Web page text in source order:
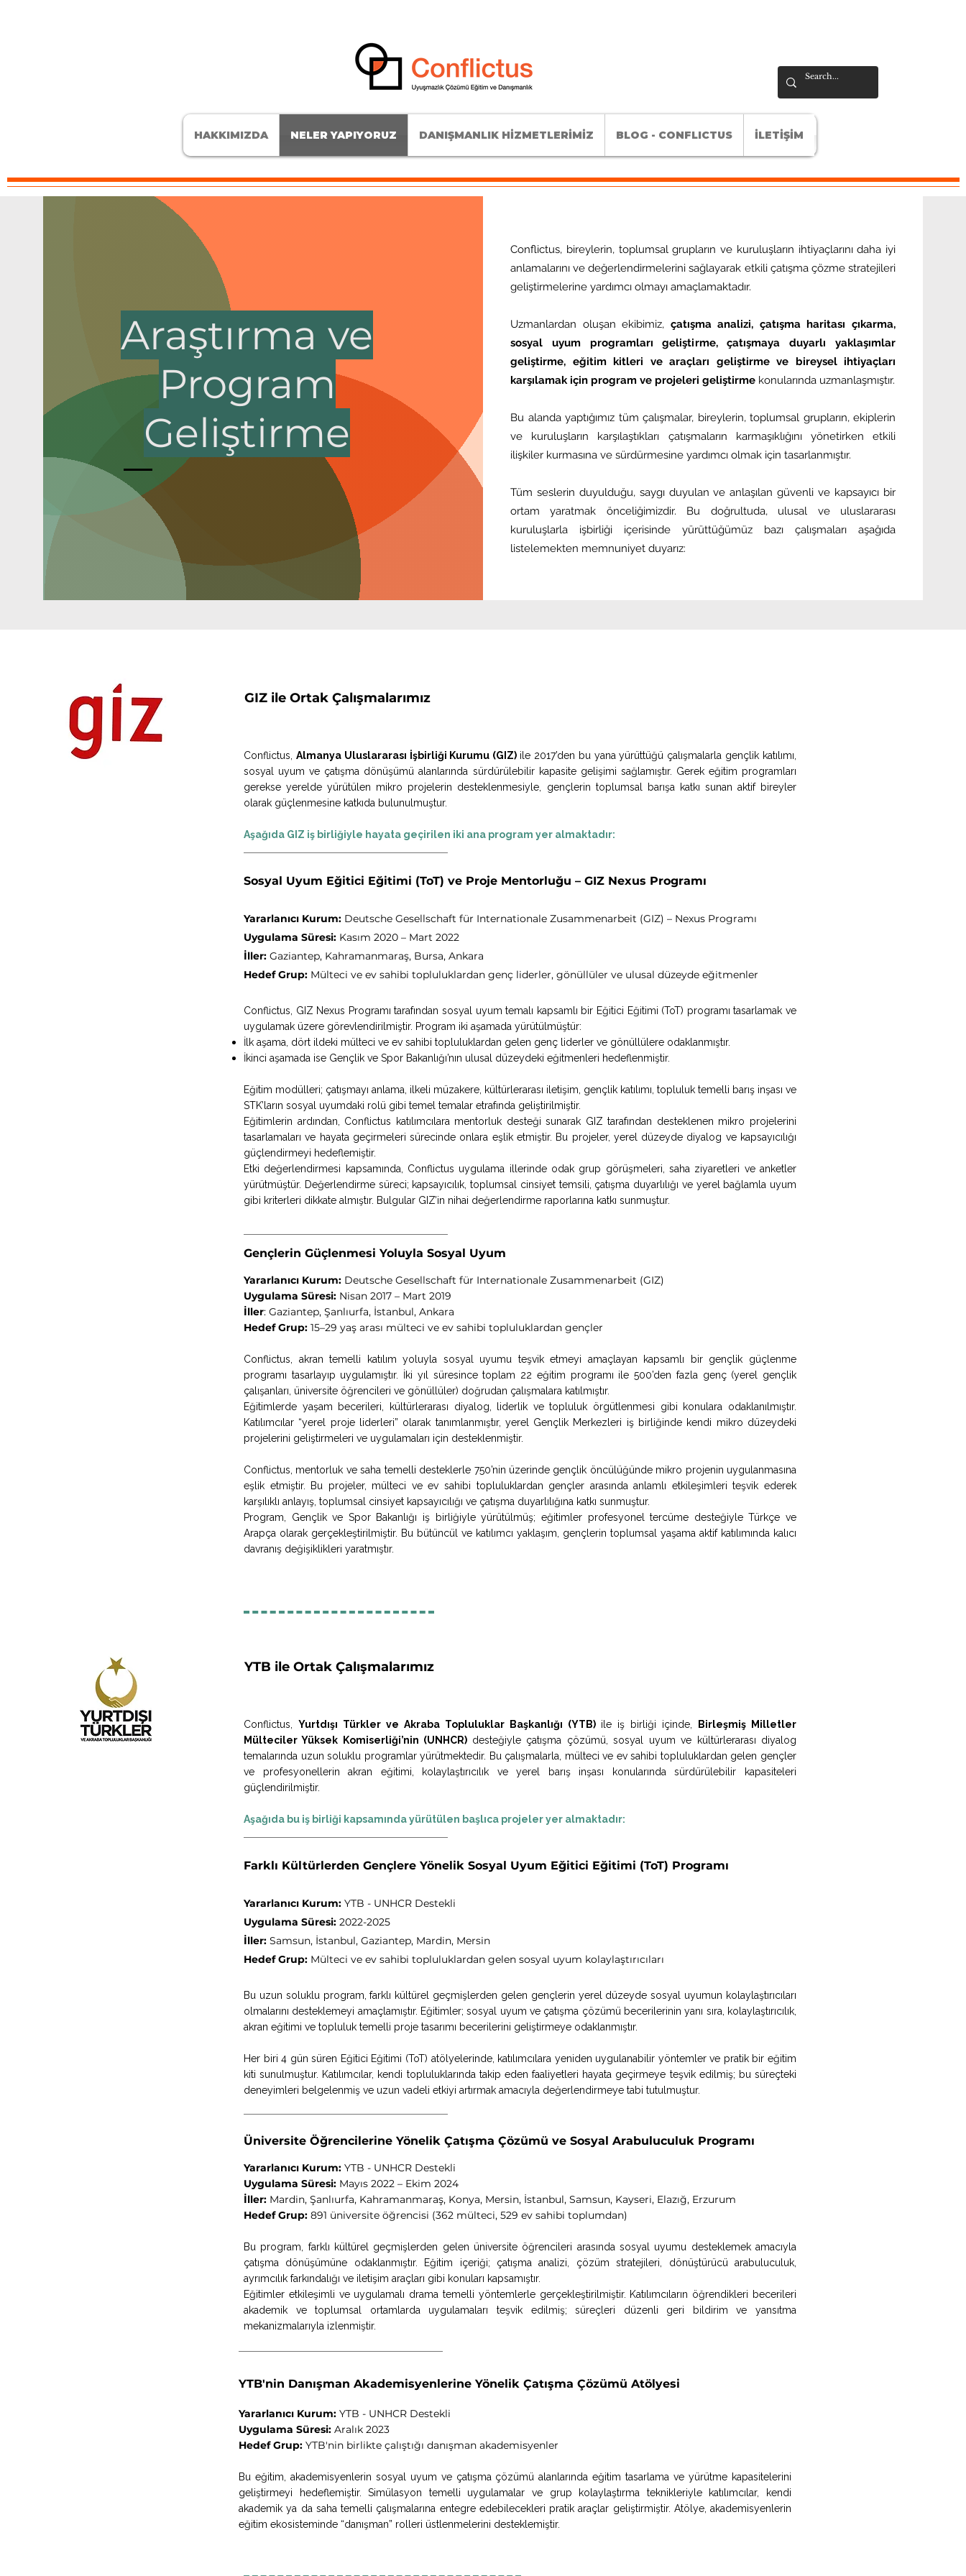
HAKKIMIZDA NELER YAPIYORUZ DANIŞMANLIK HİZMETLERİMİZ BLOG - CONFLICTUS İLETİŞİM
Araştırma ve
Program
Geliştirme
Conflictus, bireylerin, toplumsal grupların ve kuruluşların ihtiyaçlarını daha iyi
anlamalarını ve değerlendirmelerini sağlayarak etkili çatışma çözme stratejileri
geliştirmelerine yardımcı olmayı amaçlamaktadır.
Uzmanlardan oluşan ekibimiz, çatışma analizi, çatışma haritası çıkarma,
sosyal uyum programları geliştirme, çatışmaya duyarlı yaklaşımlar
geliştirme, eğitim kitleri ve araçları geliştirme ve bireysel ihtiyaçları
karşılamak için program ve projeleri geliştirme konularında uzmanlaşmıştır.
Bu alanda yaptığımız tüm çalışmalar, bireylerin, toplumsal grupların, ekiplerin
ve kuruluşların karşılaştıkları çatışmaların karmaşıklığını yönetirken etkili
ilişkiler kurmasına ve sürdürmesine yardımcı olmak için tasarlanmıştır.
Tüm seslerin duyulduğu, saygı duyulan ve anlaşılan güvenli ve kapsayıcı bir
ortam yaratmak önceliğimizdir. Bu doğrultuda, ulusal ve uluslararası
kuruluşlarla işbirliği içerisinde yürüttüğümüz bazı çalışmaları aşağıda
listelemekten memnuniyet duyarız:
GIZ ile Ortak Çalışmalarımız
Conflictus, Almanya Uluslararası İşbirliği Kurumu (GIZ) ile 2017’den bu yana yürüttüğü çalışmalarla gençlik katılımı,
sosyal uyum ve çatışma dönüşümü alanlarında sürdürülebilir kapasite gelişimi sağlamıştır. Gerek eğitim programları
gerekse yerelde yürütülen mikro projelerin desteklenmesiyle, gençlerin toplumsal barışa katkı sunan aktif bireyler
olarak güçlenmesine katkıda bulunulmuştur.
Aşağıda GIZ iş birliğiyle hayata geçirilen iki ana program yer almaktadır:
Sosyal Uyum Eğitici Eğitimi (ToT) ve Proje Mentorluğu – GIZ Nexus Programı
Yararlanıcı Kurum: Deutsche Gesellschaft für Internationale Zusammenarbeit (GIZ) – Nexus Programı
Uygulama Süresi: Kasım 2020 – Mart 2022
İller: Gaziantep, Kahramanmaraş, Bursa, Ankara
Hedef Grup: Mülteci ve ev sahibi topluluklardan genç liderler, gönüllüler ve ulusal düzeyde eğitmenler
Conflictus, GIZ Nexus Programı tarafından sosyal uyum temalı kapsamlı bir Eğitici Eğitimi (ToT) programı tasarlamak ve
uygulamak üzere görevlendirilmiştir. Program iki aşamada yürütülmüştür:
İlk aşama, dört ildeki mülteci ve ev sahibi topluluklardan gelen genç liderler ve gönüllülere odaklanmıştır.
İkinci aşamada ise Gençlik ve Spor Bakanlığı’nın ulusal düzeydeki eğitmenleri hedeflenmiştir.
Eğitim modülleri; çatışmayı anlama, ilkeli müzakere, kültürlerarası iletişim, gençlik katılımı, topluluk temelli barış inşası ve
STK’ların sosyal uyumdaki rolü gibi temel temalar etrafında geliştirilmiştir.
Eğitimlerin ardından, Conflictus katılımcılara mentorluk desteği sunarak GIZ tarafından desteklenen mikro projelerini
tasarlamaları ve hayata geçirmeleri sürecinde onlara eşlik etmiştir. Bu projeler, yerel düzeyde diyalog ve kapsayıcılığı
güçlendirmeyi hedeflemiştir.
Etki değerlendirmesi kapsamında, Conflictus uygulama illerinde odak grup görüşmeleri, saha ziyaretleri ve anketler
yürütmüştür. Değerlendirme süreci; kapsayıcılık, toplumsal cinsiyet temsili, çatışma duyarlılığı ve yerel bağlamla uyum
gibi kriterleri dikkate almıştır. Bulgular GIZ’in nihai değerlendirme raporlarına katkı sunmuştur.
Gençlerin Güçlenmesi Yoluyla Sosyal Uyum
Yararlanıcı Kurum: Deutsche Gesellschaft für Internationale Zusammenarbeit (GIZ)
Uygulama Süresi: Nisan 2017 – Mart 2019
İller: Gaziantep, Şanlıurfa, İstanbul, Ankara
Hedef Grup: 15–29 yaş arası mülteci ve ev sahibi topluluklardan gençler
Conflictus, akran temelli katılım yoluyla sosyal uyumu teşvik etmeyi amaçlayan kapsamlı bir gençlik güçlenme
programı tasarlayıp uygulamıştır. İki yıl süresince toplam 22 eğitim programı ile 500’den fazla genç (yerel gençlik
çalışanları, üniversite öğrencileri ve gönüllüler) doğrudan çalışmalara katılmıştır.
Eğitimlerde yaşam becerileri, kültürlerarası diyalog, liderlik ve topluluk örgütlenmesi gibi konulara odaklanılmıştır.
Katılımcılar “yerel proje liderleri” olarak tanımlanmıştır, yerel Gençlik Merkezleri iş birliğinde kendi mikro düzeydeki
projelerini geliştirmeleri ve uygulamaları için desteklenmiştir.
Conflictus, mentorluk ve saha temelli desteklerle 750’nin üzerinde gençlik öncülüğünde mikro projenin uygulanmasına
eşlik etmiştir. Bu projeler, mülteci ve ev sahibi topluluklardan gençler arasında anlamlı etkileşimleri teşvik ederek
karşılıklı anlayış, toplumsal cinsiyet kapsayıcılığı ve çatışma duyarlılığına katkı sunmuştur.
Program, Gençlik ve Spor Bakanlığı iş birliğiyle yürütülmüş; eğitimler profesyonel tercüme desteğiyle Türkçe ve
Arapça olarak gerçekleştirilmiştir. Bu bütüncül ve katılımcı yaklaşım, gençlerin toplumsal yaşama aktif katılımında kalıcı
davranış değişiklikleri yaratmıştır.
YTB ile Ortak Çalışmalarımız
Conflictus, Yurtdışı Türkler ve Akraba Topluluklar Başkanlığı (YTB) ile iş birliği içinde,
Birleşmiş Milletler
Mülteciler Yüksek Komiserliği’nin (UNHCR) desteğiyle çatışma çözümü, sosyal uyum ve kültürlerarası diyalog
temalarında uzun soluklu programlar yürütmektedir. Bu çalışmalarla, mülteci ve ev sahibi topluluklardan gelen gençler
ve profesyonellerin akran eğitimi, kolaylaştırıcılık ve yerel barış inşası konularında sürdürülebilir kapasiteleri
güçlendirilmiştir.
Aşağıda bu iş birliği kapsamında yürütülen başlıca projeler yer almaktadır:
Farklı Kültürlerden Gençlere Yönelik Sosyal Uyum Eğitici Eğitimi (ToT) Programı
Yararlanıcı Kurum: YTB - UNHCR Destekli
Uygulama Süresi: 2022-2025
İller: Samsun, İstanbul, Gaziantep, Mardin, Mersin
Hedef Grup: Mülteci ve ev sahibi topluluklardan gelen sosyal uyum kolaylaştırıcıları
Bu uzun soluklu program, farklı kültürel geçmişlerden gelen gençlerin yerel düzeyde sosyal uyumun kolaylaştırıcıları
olmalarını desteklemeyi amaçlamıştır. Eğitimler; sosyal uyum ve çatışma çözümü becerilerinin yanı sıra, kolaylaştırıcılık,
akran eğitimi ve topluluk temelli proje tasarımı becerilerini geliştirmeye odaklanmıştır.
Her biri 4 gün süren Eğitici Eğitimi (ToT) atölyelerinde, katılımcılara yeniden uygulanabilir yöntemler ve pratik bir eğitim
kiti sunulmuştur. Katılımcılar, kendi topluluklarında takip eden faaliyetleri hayata geçirmeye teşvik edilmiş; bu süreçteki
deneyimleri belgelenmiş ve uzun vadeli etkiyi artırmak amacıyla değerlendirmeye tabi tutulmuştur.
Üniversite Öğrencilerine Yönelik Çatışma Çözümü ve Sosyal Arabuluculuk Programı
Yararlanıcı Kurum: YTB - UNHCR Destekli
Uygulama Süresi: Mayıs 2022 – Ekim 2024
İller: Mardin, Şanlıurfa, Kahramanmaraş, Konya, Mersin, İstanbul, Samsun, Kayseri, Elazığ, Erzurum
Hedef Grup: 891 üniversite öğrencisi (362 mülteci, 529 ev sahibi toplumdan)
Bu program, farklı kültürel geçmişlerden gelen üniversite öğrencileri arasında sosyal uyumu desteklemek amacıyla
çatışma dönüşümüne odaklanmıştır. Eğitim içeriği; çatışma analizi, çözüm stratejileri, dönüştürücü arabuluculuk,
ayrımcılık farkındalığı ve iletişim araçları gibi konuları kapsamıştır.
Eğitimler etkileşimli ve uygulamalı drama temelli yöntemlerle gerçekleştirilmiştir. Katılımcıların öğrendikleri becerileri
akademik ve toplumsal ortamlarda uygulamaları teşvik edilmiş; süreçleri düzenli geri bildirim ve yansıtma
mekanizmalarıyla izlenmiştir.
YTB'nin Danışman Akademisyenlerine Yönelik Çatışma Çözümü Atölyesi
Yararlanıcı Kurum: YTB - UNHCR Destekli
Uygulama Süresi: Aralık 2023
Hedef Grup: YTB'nin birlikte çalıştığı danışman akademisyenler
Bu eğitim, akademisyenlerin sosyal uyum ve çatışma çözümü alanlarında eğitim tasarlama ve yürütme kapasitelerini
geliştirmeyi hedeflemiştir. Simülasyon temelli uygulamalar ve grup kolaylaştırma teknikleriyle katılımcılar, kendi
akademik ya da saha temelli çalışmalarına entegre edebilecekleri pratik araçlar geliştirmiştir. Atölye, akademisyenlerin
eğitim ekosisteminde “danışman” rolleri üstlenmelerini desteklemiştir.